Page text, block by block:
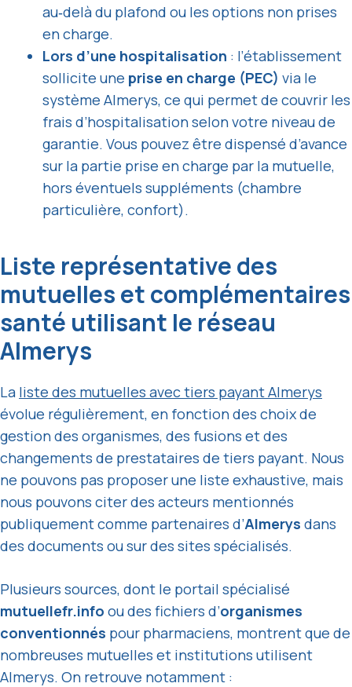
au‑delà du plafond ou les options non prises
en charge.
Lors d’une hospitalisation : l’établissement
sollicite une prise en charge (PEC) via le
système Almerys, ce qui permet de couvrir les
frais d’hospitalisation selon votre niveau de
garantie. Vous pouvez être dispensé d’avance
sur la partie prise en charge par la mutuelle,
hors éventuels suppléments (chambre
particulière, confort).
Liste représentative des
mutuelles et complémentaires
santé utilisant le réseau
Almerys
La liste des mutuelles avec tiers payant Almerys
évolue régulièrement, en fonction des choix de
gestion des organismes, des fusions et des
changements de prestataires de tiers payant. Nous
ne pouvons pas proposer une liste exhaustive, mais
nous pouvons citer des acteurs mentionnés
publiquement comme partenaires d’Almerys dans
des documents ou sur des sites spécialisés.
Plusieurs sources, dont le portail spécialisé
mutuellefr.info ou des fichiers d’organismes
conventionnés pour pharmaciens, montrent que de
nombreuses mutuelles et institutions utilisent
Almerys. On retrouve notamment :